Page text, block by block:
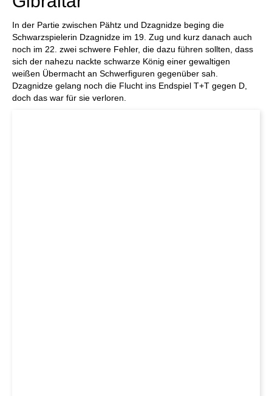
In der Partie zwischen Pähtz und Dzagnidze beging die
Schwarzspielerin Dzagnidze im 19. Zug und kurz danach auch
noch im 22. zwei schwere Fehler, die dazu führen sollten, dass
sich der nahezu nackte schwarze König einer gewaltigen
weißen Übermacht an Schwerfiguren gegenüber sah.
Dzagnidze gelang noch die Flucht ins Endspiel T+T gegen D,
doch das war für sie verloren.